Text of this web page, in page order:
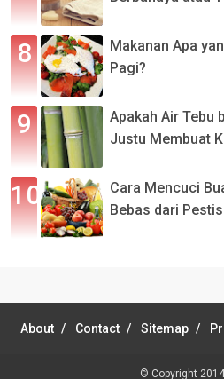
Makanan Apa
Pagi?
Apakah Air Tebu
Justu Membuat
Cara Mencuci
Bebas dari
About Contact Sitemap
© Copyright